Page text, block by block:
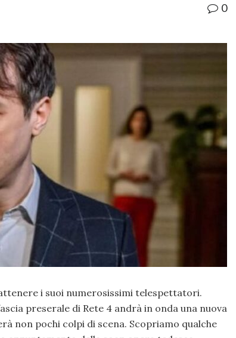
0
i suoi numerosissimi telespettatori.
preserale di Rete 4 andrà in onda una nuova
non pochi colpi di scena. Scopriamo qualche